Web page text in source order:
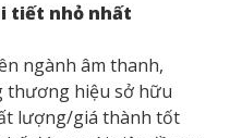
tiết nhỏ nhất
ngành âm thanh,
thương hiệu sở hữu
lượng/giá thành tốt